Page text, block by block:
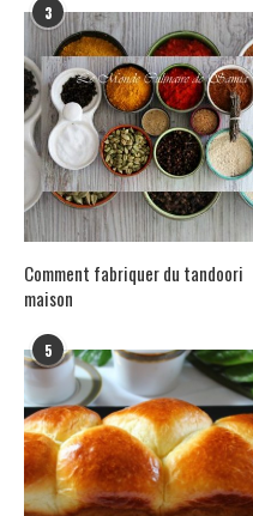
3
Comment fabriquer du tandoori
maison
5